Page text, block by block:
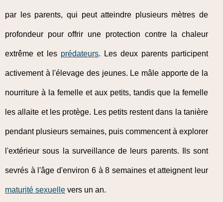
par les parents, qui peut atteindre plusieurs mètres de
profondeur pour offrir une protection contre la chaleur
extrême et les prédateurs. Les deux parents participent
activement à l'élevage des jeunes. Le mâle apporte de la
nourriture à la femelle et aux petits, tandis que la femelle
les allaite et les protège. Les petits restent dans la tanière
pendant plusieurs semaines, puis commencent à explorer
l'extérieur sous la surveillance de leurs parents. Ils sont
sevrés à l'âge d'environ 6 à 8 semaines et atteignent leur
maturité sexuelle vers un an.